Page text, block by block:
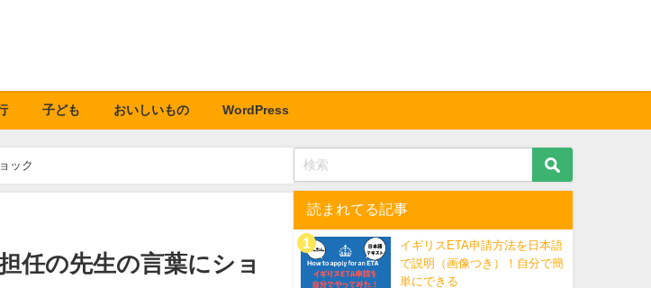
子ども おいしいもの WordPress
ック
任の先生の言葉にショ
読まれてる記事
イギリスETA申請方法を日本語
で説明（画像つき）！自分で簡
単にできる